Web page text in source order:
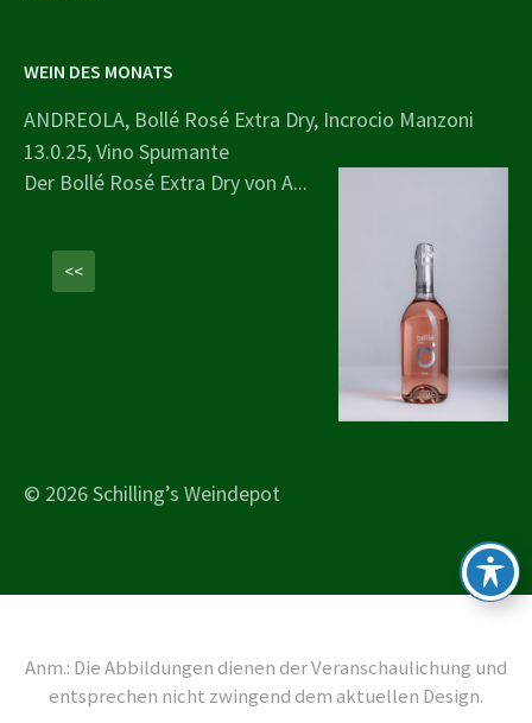
WEIN DES MONATS
ANDREOLA, Bollé Rosé Extra Dry, Incrocio Manzoni
13.0.25, Vino Spumante
Der Bollé Rosé Extra Dry von A...
<<
© 2026 Schilling’s Weindepot
Anm.: Die Abbildungen dienen der Veranschaulichung und
entsprechen nicht zwingend dem aktuellen Design.